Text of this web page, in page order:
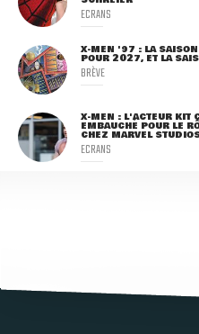
ECRANS
X-MEN '97 : LA SAISON
POUR 2027, ET LA
BRÈVE
X-MEN : L'ACTEUR KIT
EMBAUCHÉ POUR LE
CHEZ MARVEL
ECRANS